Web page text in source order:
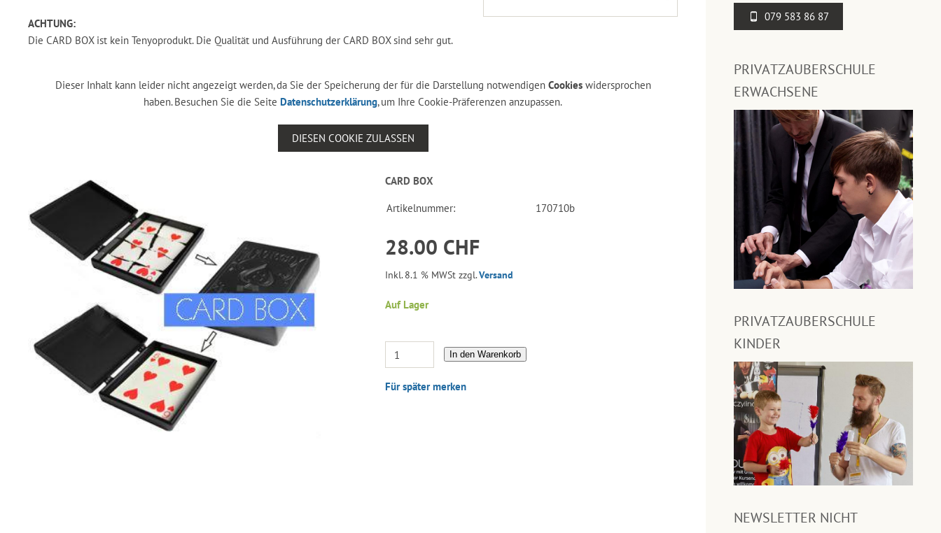
ACHTUNG:
Die CARD BOX ist kein Tenyoprodukt. Die Qualität und Ausführung der CARD BOX sind sehr gut.
Dieser Inhalt kann leider nicht angezeigt werden, da Sie der Speicherung der für die Darstellung notwendigen Cookieswidersprochen
haben. Besuchen Sie die Seite Datenschutzerklärung, um Ihre Cookie-Präferenzen anzupassen.
DIESEN COOKIE ZULASSEN
CARD BOX
Artikelnummer: 170710b
28.00 CHF
Inkl. 8.1 % MWSt zzgl.Versand
Auf Lager
In den Warenkorb
Für später merken
079 583 86 87
PRIVATZAUBERSCHULE
ERWACHSENE
PRIVATZAUBERSCHULE
KINDER
NEWSLETTER NICHT